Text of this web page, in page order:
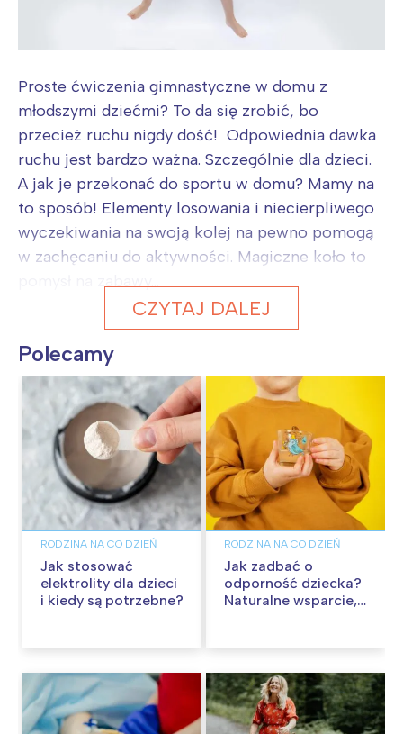
Proste ćwiczenia gimnastyczne w domu z
młodszymi dziećmi? To da się zrobić, bo
przecież ruchu nigdy dość! Odpowiednia dawka
ruchu jest bardzo ważna. Szczególnie dla dzieci.
A jak je przekonać do sportu w domu? Mamy na
to sposób! Elementy losowania i niecierpliwego
wyczekiwania na swoją kolej na pewno pomogą
w zachęcaniu do aktywności. Magiczne koło to
CZYTAJ DALEJ
Polecamy
RODZINA NA CO DZIEŃ
Jak stosować
elektrolity dla dzieci
i kiedy są potrzebne?
RODZINA NA CO DZIEŃ
Jak zadbać o
odporność dziecka?
Naturalne wsparcie,